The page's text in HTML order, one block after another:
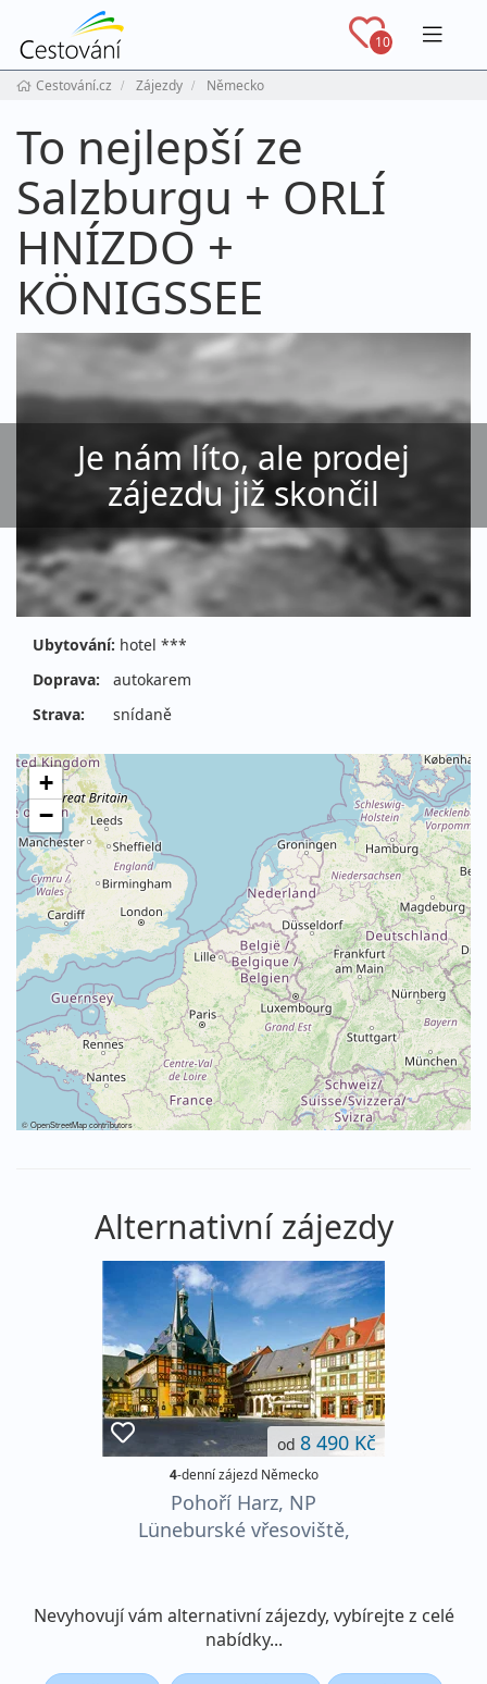
10
Cestování.cz Zájezdy Německo
To nejlepší ze
Salzburgu + ORLÍ
HNÍZDO +
KÖNIGSSEE
Je nám líto, ale prodej
zájezdu již skončil
Ubytování: hotel ***
Doprava:
autokarem
Strava:
snídaně
+
−
©OpenStreetMapcontributors
Alternativní zájezdy
od 8 490 Kč
4-denní zájezd Německo
Pohoří Harz, NP
Lüneburské vřesoviště,
Nevyhovují vám alternativní zájezdy, vybírejte z celé
nabídky...